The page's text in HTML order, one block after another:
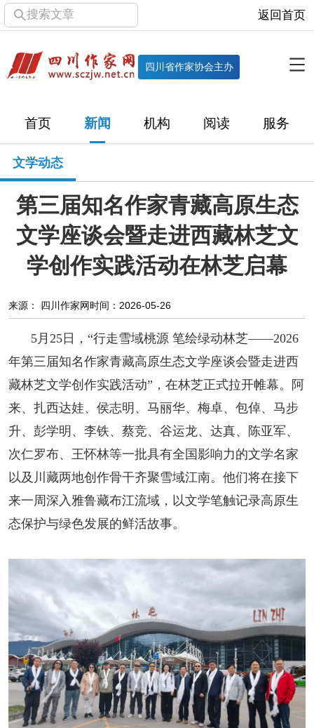
搜索文章 返回首页
四川省作家协会主办
首页 新闻 机构 阅读 服务
机构
直属单位 团体会员 主管社团 专门委员会
历届主席团
新闻
时政 文学动态 作协工作 市州作协
小说 散文 诗歌 文学评论
校园文学 其他阅读 文学访谈 作家新作
新书快讯
服务
入会须知 会员管理 文学奖项 报刊联盟
讣告 征稿启事 新会员发展名单
人事考试
专题专栏
文学动态
第三届知名作家青藏高原生态
文学座谈会暨走进西藏林芝文
学创作实践活动在林芝启幕
来源： 四川作家网时间：2026-05-26
5月25日，“行走雪域桃源 笔绘绿动林芝——2026
年第三届知名作家青藏高原生态文学座谈会暨走进西
藏林芝文学创作实践活动”，在林芝正式拉开帷幕。阿
来、扎西达娃、侯志明、马丽华、梅卓、包倬、马步
升、彭学明、李铁、蔡竞、谷运龙、达真、陈亚军、
次仁罗布、王怀林等一批具有全国影响力的文学名家
以及 川藏两地创作骨干齐聚雪域江南。他们将在接下
来一周深入雅鲁藏布江流域，以文学笔触记录高原生
态保护与绿色发展的鲜活故事。